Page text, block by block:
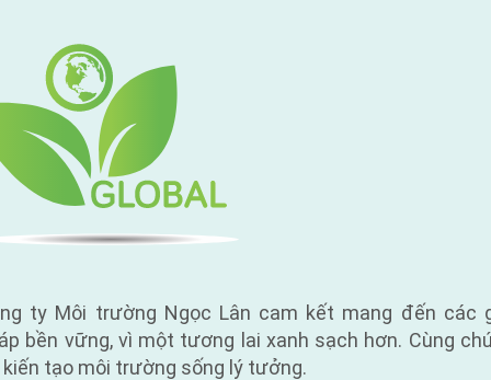
ty Môi trường Ngọc Lân cam kết mang đến các
bền vững, vì một tương lai xanh sạch hơn. Cùng
tạo môi trường sống lý tưởng.